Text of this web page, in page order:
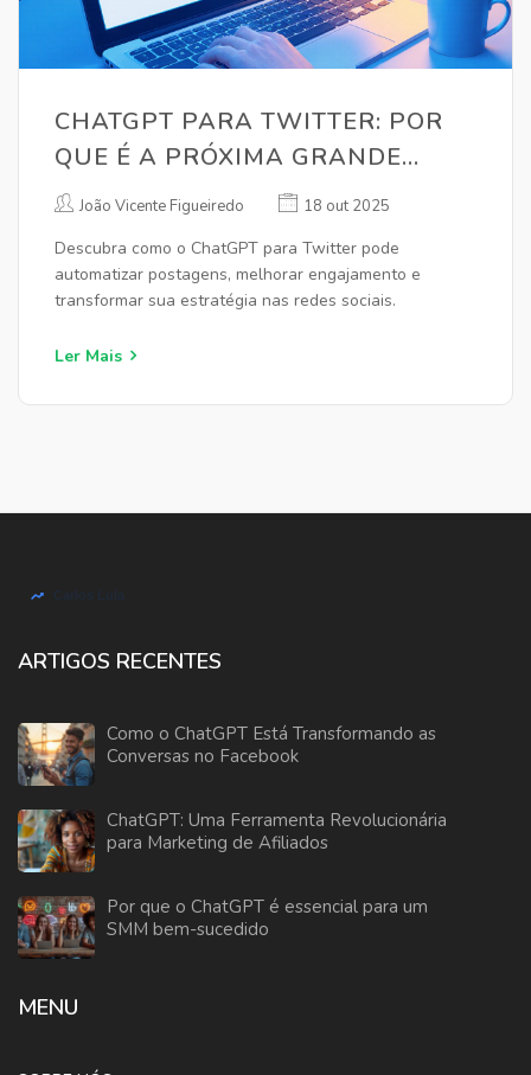
CHATGPT PARA TWITTER: POR
QUE É A PRÓXIMA GRANDE
REVOLUÇÃO
João Vicente Figueiredo 18 out 2025
Descubra como o ChatGPT para Twitter pode
automatizar postagens, melhorar engajamento e
transformar sua estratégia nas redes sociais.
Ler Mais
ARTIGOS RECENTES
Como o ChatGPT Está Transformando as
Conversas no Facebook
ChatGPT: Uma Ferramenta Revolucionária
para Marketing de Afiliados
Por que o ChatGPT é essencial para um
SMM bem-sucedido
MENU